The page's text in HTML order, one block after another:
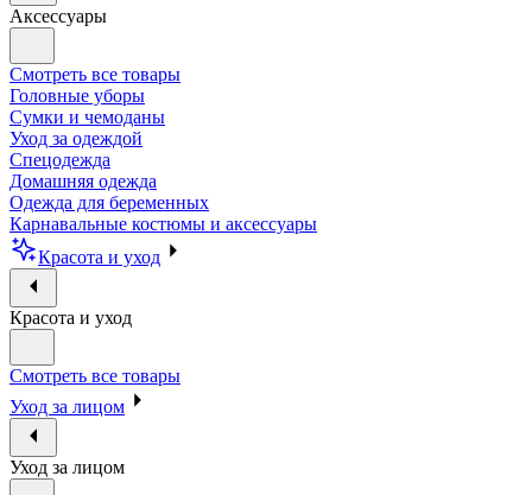
Аксессуары
Смотреть все товары
Головные уборы
Сумки и чемоданы
Уход за одеждой
Спецодежда
Домашняя одежда
Одежда для беременных
Карнавальные костюмы и аксессуары
Красота и уход
Красота и уход
Смотреть все товары
Уход за лицом
Уход за лицом